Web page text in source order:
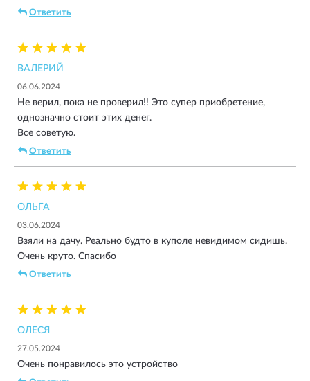
Ответить
ВАЛЕРИЙ
06.06.2024
Не верил, пока не проверил!! Это супер приобретение,
однозначно стоит этих денег.
Все советую.
Ответить
ОЛЬГА
03.06.2024
Взяли на дачу. Реально будто в куполе невидимом сидишь.
Очень круто. Спасибо
Ответить
ОЛЕСЯ
27.05.2024
Очень понравилось это устройство